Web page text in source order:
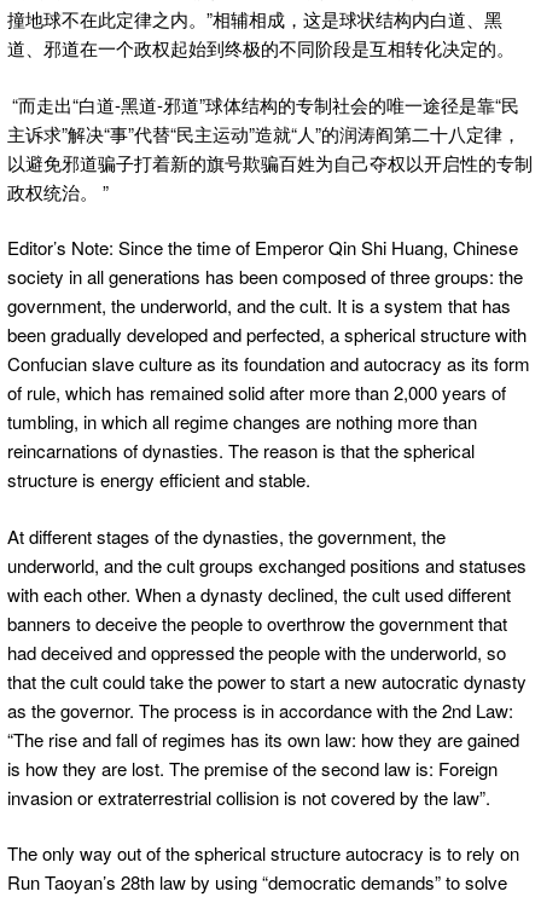
撞地球不在此定律之内。”相辅相成，这是球状结构内白道、黑
道、邪道在一个政权起始到终极的不同阶段是互相转化决定的。
“而走出“白道-黑道-邪道”球体结构的专制社会的唯一途径是靠“民
主诉求”解决“事”代替“民主运动”造就“人”的润涛阎第二十八定律，
以避免邪道骗子打着新的旗号欺骗百姓为自己夺权以开启性的专制
政权统治。
”
Editor’s Note: Since the time of Emperor Qin Shi Huang, Chinese
society in all generations has been composed of three groups: the
government, the underworld, and the cult. It is a system that has
been gradually developed and perfected, a spherical structure with
Confucian slave culture as its foundation and autocracy as its form
of rule, which has remained solid after more than 2,000 years of
tumbling, in which all regime changes are nothing more than
reincarnations of dynasties. The reason is that the spherical
structure is energy efficient and stable.
At different stages of the dynasties, the government, the
underworld, and the cult groups exchanged positions and statuses
with each other. When a dynasty declined, the cult used different
banners to deceive the people to overthrow the government that
had deceived and oppressed the people with the underworld, so
that the cult could take the power to start a new autocratic dynasty
as the governor. The process is in accordance with the 2nd Law:
“The rise and fall of regimes has its own law: how they are gained
is how they are lost. The premise of the second law is: Foreign
invasion or extraterrestrial collision is not covered by the law”.
The only way out of the spherical structure autocracy is to rely on
Run Taoyan’s 28th law by using “democratic demands” to solve